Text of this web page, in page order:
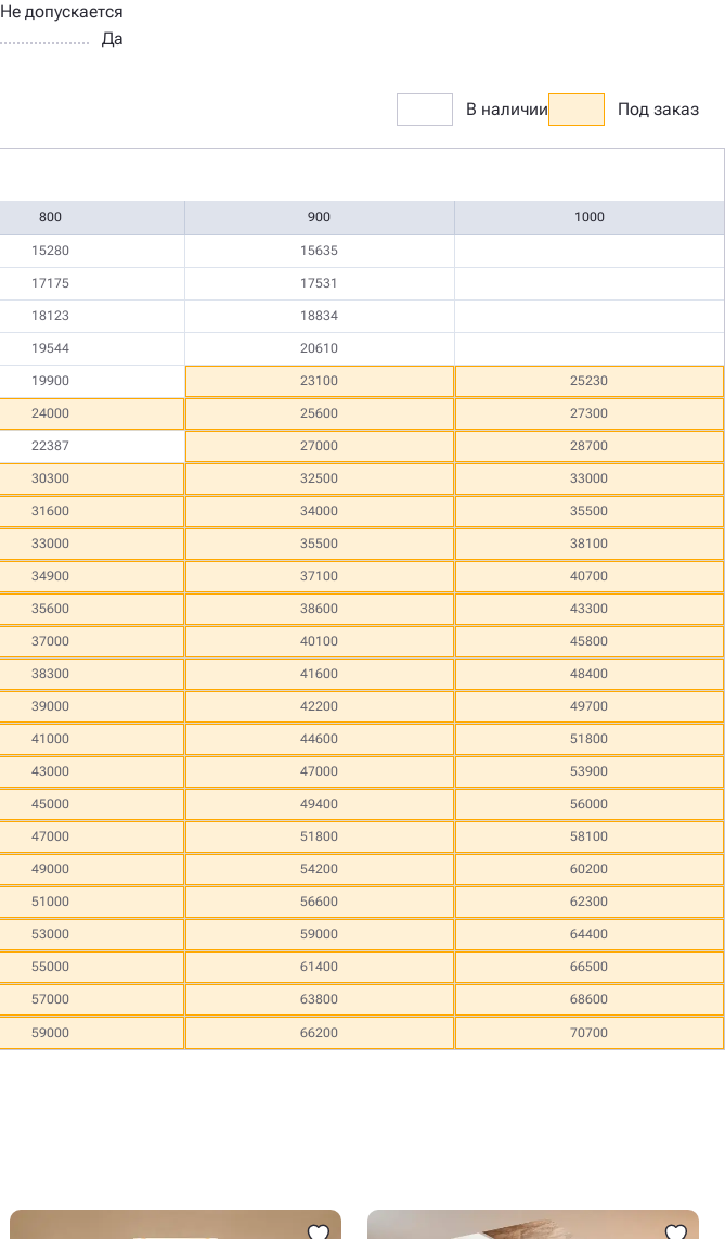
Не допускается
Да
В наличии Под заказ
800 900 1000
15280 15635
17175 17531
18123 18834
19544 20610
19900 23100 25230
24000 25600 27300
22387 27000 28700
30300 32500 33000
31600 34000 35500
33000 35500 38100
34900 37100 40700
35600 38600 43300
37000 40100 45800
38300 41600 48400
39000 42200 49700
41000 44600 51800
43000 47000 53900
45000 49400 56000
47000 51800 58100
49000 54200 60200
51000 56600 62300
53000 59000 64400
55000 61400 66500
57000 63800 68600
59000 66200 70700